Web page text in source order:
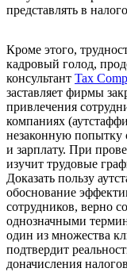
представлять в
Кроме этого,
кадровый голод,
консультант Tax
заставляет фирмы
привлечения
компаниях
незаконную попытку
и зарплату. При
изучит трудовые
Доказать пользу
обоснование
сотрудников, верно
однозначными
один из множества
подтвердит
доначисления